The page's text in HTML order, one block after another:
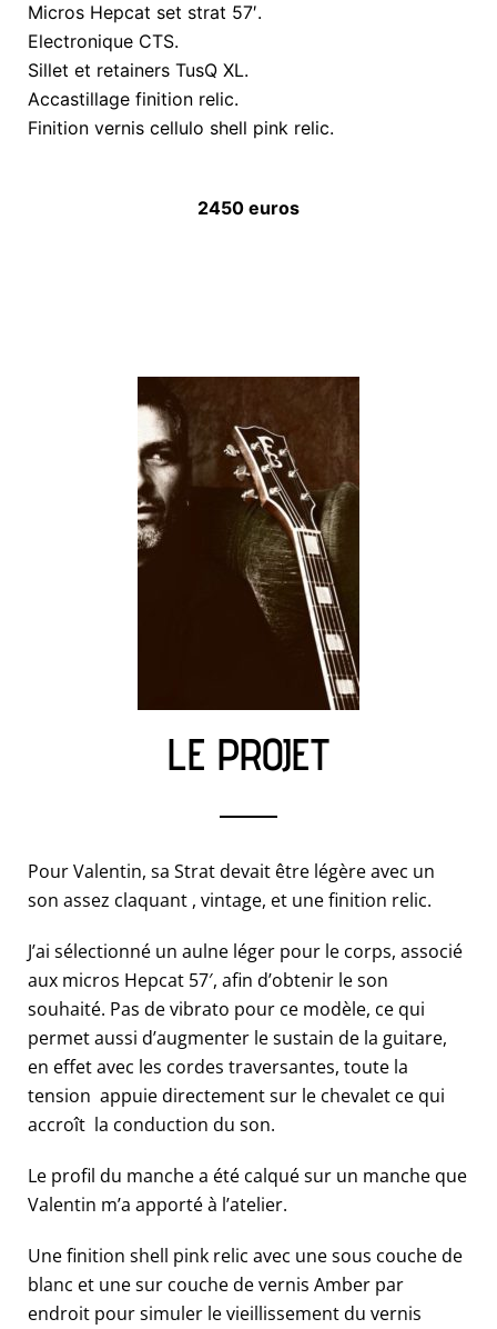
Micros Hepcat set strat 57′.
Electronique CTS.
Sillet et retainers TusQ XL.
Accastillage finition relic.
Finition vernis cellulo shell pink relic.
2450 euros
LE PROJET
Pour Valentin, sa Strat devait être légère avec un
son assez claquant , vintage, et une finition relic.
J’ai sélectionné un aulne léger pour le corps, associé
aux micros Hepcat 57′, afin d’obtenir le son
souhaité. Pas de vibrato pour ce modèle, ce qui
permet aussi d’augmenter le sustain de la guitare,
en effet avec les cordes traversantes, toute la
tension appuie directement sur le chevalet ce qui
accroît la conduction du son.
Le profil du manche a été calqué sur un manche que
Valentin m’a apporté à l’atelier.
Une finition shell pink relic avec une sous couche de
blanc et une sur couche de vernis Amber par
endroit pour simuler le vieillissement du vernis